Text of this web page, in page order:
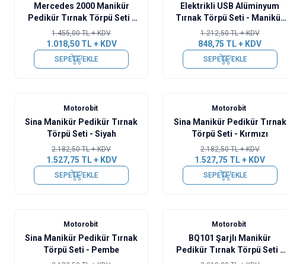
Mercedes 2000 Manikür
Pedikür Tırnak Törpü Seti -
Pembe
1.455,00TL + KDV
1.018,50TL + KDV
SEPETE EKLE
Elektrikli USB Alüminyum
Tırnak Törpü Seti - Manikür
Pedikür
1.212,50TL + KDV
848,75 TL + KDV
SEPETE EKLE
Motorobit
Sina Manikür Pedikür Tırnak
Törpü Seti - Siyah
2.182,50TL + KDV
1.527,75 TL + KDV
SEPETE EKLE
Motorobit
Sina Manikür Pedikür Tırnak
Törpü Seti - Kırmızı
2.182,50TL + KDV
1.527,75 TL + KDV
SEPETE EKLE
Motorobit
Sina Manikür Pedikür Tırnak
Törpü Seti - Pembe
Motorobit
BQ101 Şarjlı Manikür
Pedikür Tırnak Törpü Seti -
Beyaz